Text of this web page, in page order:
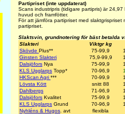
Partipriset (inte uppdaterat)
Scans industripris (tidigare partipris) är24,97
huvud och framfötter.
För att jämföra partipriset med
partipriset.
Slaktsvin, grundnotering för bäst betalda
Slakteri
Viktgr kg
Skövde Plus** 75-99,9
Ginsten Slakteri
75,9-99,9
Dalsjöfors Nya 75-99,9
KLS Ugglarps Topp* 70-96,9
HKScan Agri *** 70-99,9
Lövsta Kött
snitt 88
Dahlbergs
71-96,9
Dalsjöfors Kvalitet 75-99,9
KLS Ugglarps Grund 70-96,9
Nyhléns & Hugos . avt
flexibla